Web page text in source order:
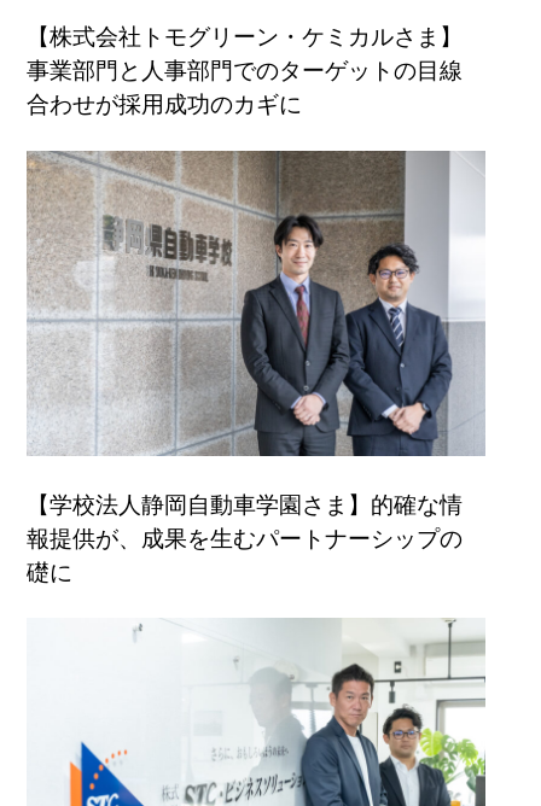
【株式会社トモグリーン・ケミカルさま】
事業部門と人事部門でのターゲットの目線
合わせが採用成功のカギに
【学校法人静岡自動車学園さま】的確な情
報提供が、成果を生むパートナーシップの
礎に